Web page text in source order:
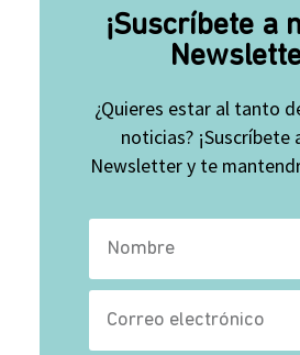
¡Suscríbete a
¿Quieres estar al tanto
noticias? ¡Suscríbete
Newsletter y te